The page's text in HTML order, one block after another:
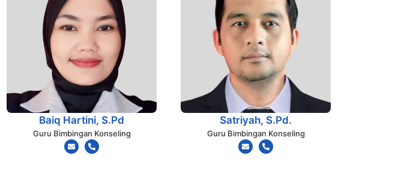
Baiq Hartini, S.Pd
Guru Bimbingan Konseling
Satriyah, S.Pd.
Guru Bimbingan Konseling